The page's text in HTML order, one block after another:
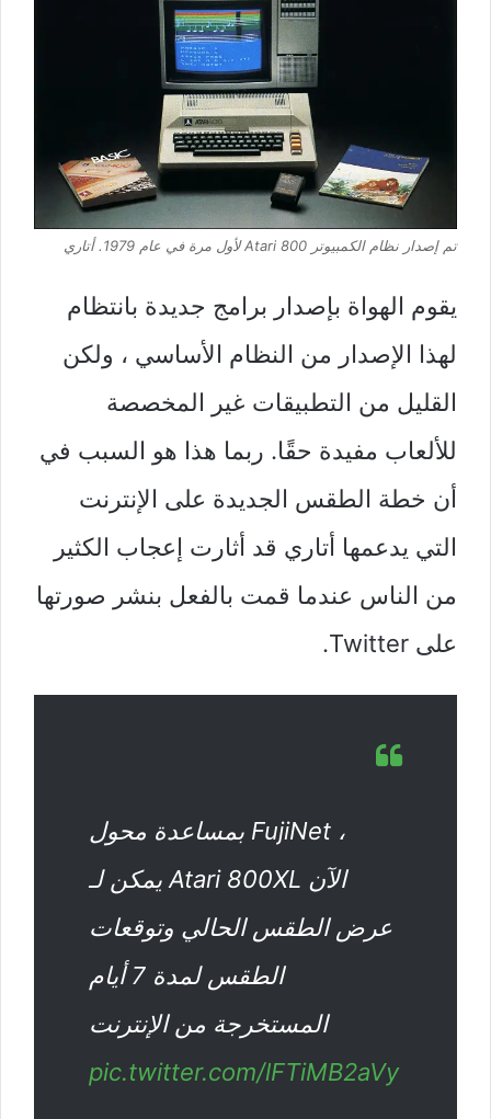
تم إصدار نظام الكمبيوتر Atari 800 لأول مرة في عام 1979. أتاري
يقوم الهواة بإصدار برامج جديدة بانتظام
لهذا الإصدار من النظام الأساسي ، ولكن
القليل من التطبيقات غير المخصصة
للألعاب مفيدة حقًا. ربما هذا هو السبب في
أن خطة الطقس الجديدة على الإنترنت
التي يدعمها أتاري قد أثارت إعجاب الكثير
من الناس عندما قمت بالفعل بنشر صورتها
على Twitter.
بمساعدة محول FujiNet ،
يمكن لـ Atari 800XL الآن
عرض الطقس الحالي وتوقعات
الطقس لمدة 7 أيام
المستخرجة من الإنترنت
pic.twitter.com/lFTiMB2aVy